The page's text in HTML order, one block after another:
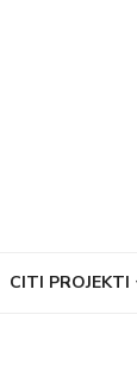
CITI PROJEKTI